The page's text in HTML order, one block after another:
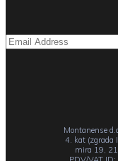
Montanense
4. kat (zgrada
mira 19,